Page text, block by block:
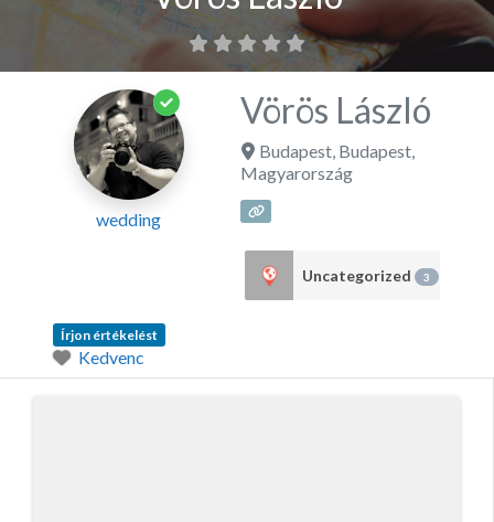
wedding
Vörös László
Budapest, Budapest,
Magyarország
Uncategorized 3
Írjon értékelést
Kedvenc